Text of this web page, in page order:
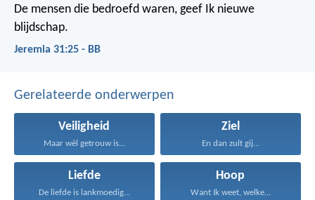
De mensen die bedroefd waren, geef Ik nieuwe
blijdschap.
Jeremia 31:25 - BB
Gerelateerde onderwerpen
Veiligheid
Maar wèl getrouw is...
Ziel
En dan zult gij...
Liefde
De liefde is lankmoedig...
Hoop
Want Ik weet, welke...